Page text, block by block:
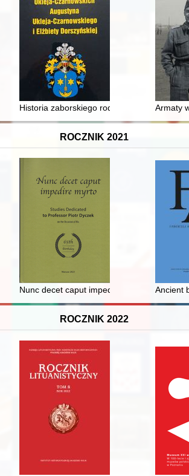
państwowy w ujęciu przedstawicieli myśli
Historia zaborskiego rodu Ukleja- Armaty
ROCZNIK 2021
Nunc decet caput impedire myrto : studies
Ancient
ROCZNIK 2022